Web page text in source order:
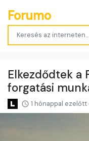
Forumo
Elkezdődtek a
forgatási
1 hónappal ezelőtt